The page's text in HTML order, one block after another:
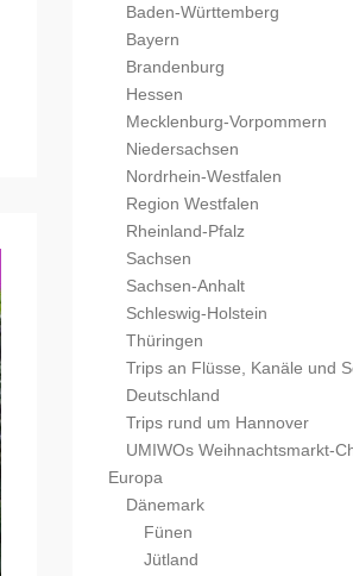
Baden-Württemberg
Bayern
Brandenburg
Hessen
Mecklenburg-Vorpommern
Niedersachsen
Nordrhein-Westfalen
Region Westfalen
Rheinland-Pfalz
Sachsen
Sachsen-Anhalt
Schleswig-Holstein
Thüringen
Trips an Flüsse, Kanäle und
Deutschland
Trips rund um Hannover
UMIWOs Weihnachtsmarkt-
Europa
Dänemark
Fünen
Jütland